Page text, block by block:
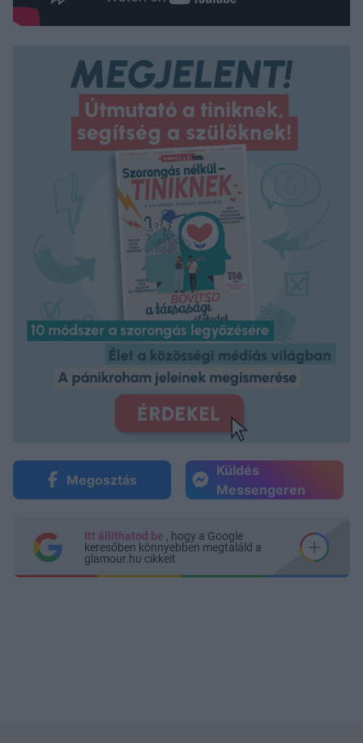
Megosztás
Küldés
Messengeren
Itt állíthatod be , hogy a Google
keresőben könnyebben megtaláld a
glamour.hu cikkeit